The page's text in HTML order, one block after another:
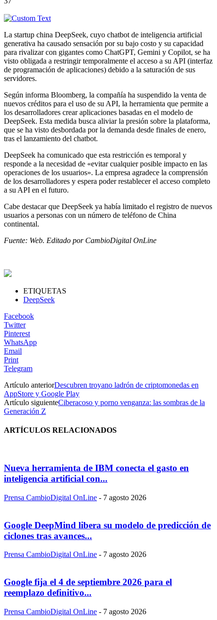
La startup china DeepSeek, cuyo chatbot de inteligencia artificial
generativa ha causado sensación por su bajo costo y su capacidad
para rivalizar con gigantes como ChatGPT, Gemini y Copilot, se ha
visto obligada a restringir temporalmente el acceso a su API (interfaz
de programación de aplicaciones) debido a la saturación de sus
servidores.
Según informa Bloomberg, la compañía ha suspendido la venta de
nuevos créditos para el uso de su API, la herramienta que permite a
los desarrolladores crear aplicaciones basadas en el modelo de
DeepSeek. Esta medida busca aliviar la presión sobre la plataforma,
que se ha visto desbordada por la demanda desde finales de enero,
tras el lanzamiento del chatbot.
DeepSeek ha comunicado que esta restricción es temporal y
responde a la necesidad de «evitar cualquier posible impacto en las
operaciones de los usuarios». La empresa agradece la comprensión
de los desarrolladores y espera poder restablecer el acceso completo
a su API en el futuro.
Cabe destacar que DeepSeek ya había limitado el registro de nuevos
usuarios a personas con un número de teléfono de China
continental.
Fuente: Web. Editado por CambioDigital OnLine
ETIQUETAS
DeepSeek
Facebook
Twitter
Pinterest
WhatsApp
Email
Print
Telegram
Artículo anteriorDescubren troyano ladrón de criptomonedas en
AppStore y Google Play
Artículo siguienteCiberacoso y porno venganza: las sombras de la
Generación Z
ARTÍCULOS RELACIONADOS
Nueva herramienta de IBM conecta el gasto en
inteligencia artificial con...
Prensa CambioDigital OnLine - 7 agosto 2026
Google DeepMind libera su modelo de predicción de
ciclones tras avances...
Prensa CambioDigital OnLine - 7 agosto 2026
Google fija el 4 de septiembre 2026 para el
reemplazo definitivo...
Prensa CambioDigital OnLine - 7 agosto 2026